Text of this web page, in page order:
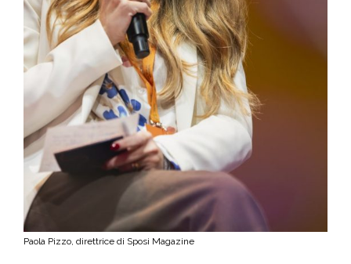
Paola Pizzo, direttrice di Sposi Magazine